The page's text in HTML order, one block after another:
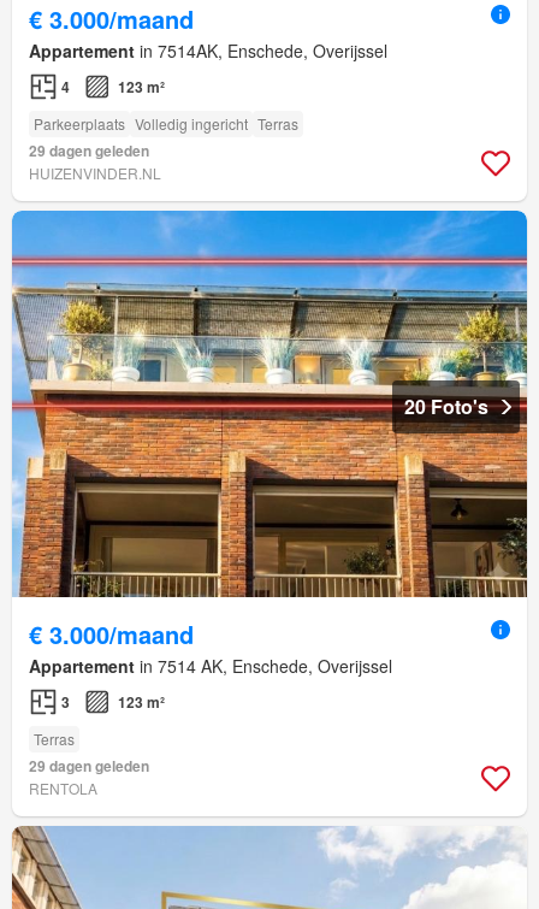
€ 3.000/maand
Appartement in 7514AK, Enschede, Overijssel
4 123 m²
Parkeerplaats Volledig ingericht Terras
29 dagen geleden
HUIZENVINDER.NL
20 Foto's
€ 3.000/maand
Appartement in 7514 AK, Enschede, Overijssel
3 123 m²
Terras
29 dagen geleden
RENTOLA